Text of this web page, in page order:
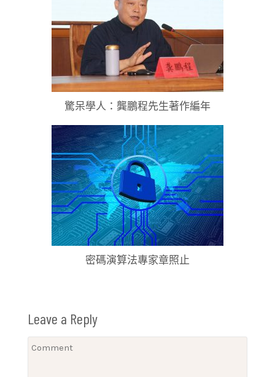
驚呆學人：龔鵬程先生著作編年
密碼演算法專家章照止
Leave a Reply